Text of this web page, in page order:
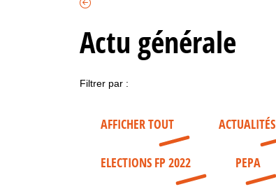
Actu générale
Filtrer par :
AFFICHER TOUT ACTUALITÉS
ELECTIONS FP 2022 PEPA